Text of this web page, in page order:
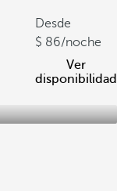
Desde
86/noche
Ver
disponibilidad